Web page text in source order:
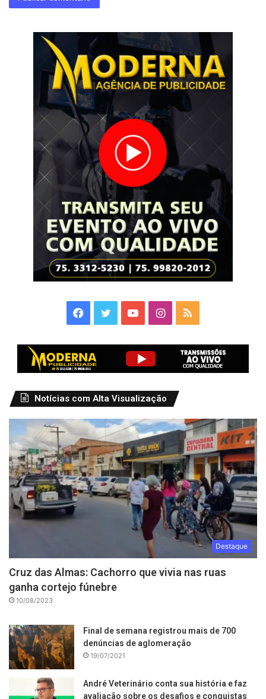
Facebook
TwitterYouTubeInstagram
RSS
Notícias com Alta Visualização
Destaque
Cruz das Almas: Cachorro que vivia nas ruas
ganha cortejo fúnebre
10/08/2023
Final de semana registrou mais de 700
denúncias de aglomeração
19/07/2021
André Veterinário conta sua história e faz
avaliação sobre os desafios e conquistas